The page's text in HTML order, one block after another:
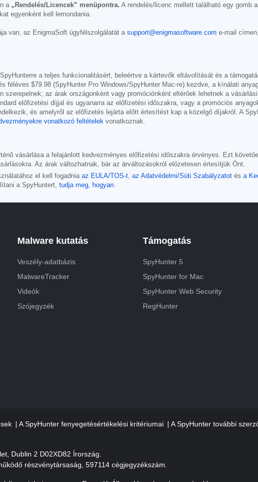
a „Rendelés/Licencek” menüpontra. A rendelés/licenc mellett található egy gomb
egyenként kell lemondania.
van, az EnigmaSoft ügyfélszolgálatát a support@enigmasoftware.com e-mail
SpyHunterre a teljes funkcionalitásért, beleértve a kártevők eltávolítását és a
féléves $79.98 (SpyHunter Pro Windows/SpyHunter Mac-re) kezdve, a kínálati
szerepelnek; az árak országonként vagy promóciónként eltérőek lehetnek a
előfizetési díjjal és ugyanarra az előfizetési időszakra, vagy a promóciós
és amelyről az előfizetés lejárta előtt értesítést kap a közelgő díjakról. A
vonatkozó feltételek vonatkoznak.
vásárlása a felajánlott kedvezményes előfizetési időszakra érvényes. Ezt
Az árak változhatnak, bár az árváltozásokról előzetesen értesítjük Önt.
el kell fogadnia az EULA/TOS-t az Adatvédelmi/Süti Szabályzatot és a
a SpyHuntert, tudja meg, hogyan
Malware kutatás
Veszély-adatbázis
MalwareTracker
Videók
Szójegyzék
Támogatás
SpyHunter 5
SpyHunter for Mac
SpyHunter Web Security
RegHunter
A SpyHunter fenyegetésértékelési kritériumai A SpyHunter további
Dublin 2 D02XD82 Írország.
részvénytársaság, 597114 cégjegyzékszám.